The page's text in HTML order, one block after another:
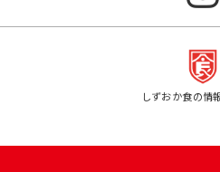
しずおか食の情